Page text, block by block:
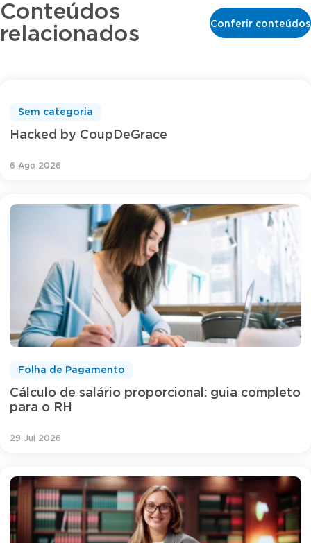
Conteúdos
relacionados
Conferir conteúdos
Hacked by CoupDeGrace
Sem categoria
6 Ago 2026
Cálculo de salário proporcional: guia completo
para o RH
Folha de Pagamento
29 Jul 2026